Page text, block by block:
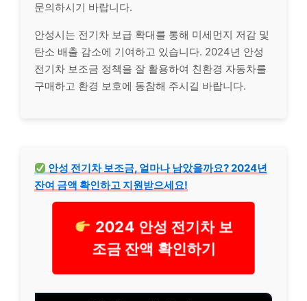
문의하시기 바랍니다.
안성시는 전기차 보급 확대를 통해 미세먼지 저감 및
탄소 배출 감소에 기여하고 있습니다. 2024년 안성
전기차 보조금 정책을 잘 활용하여 친환경 자동차를
구매하고 환경 보호에 동참해 주시길 바랍니다.
안성 전기차 보조금, 얼마나 남았을까요? 2024년
잔여 금액 확인하고 지원받으세요!
2024 안성 전기차 보
조금 잔액 확인하기